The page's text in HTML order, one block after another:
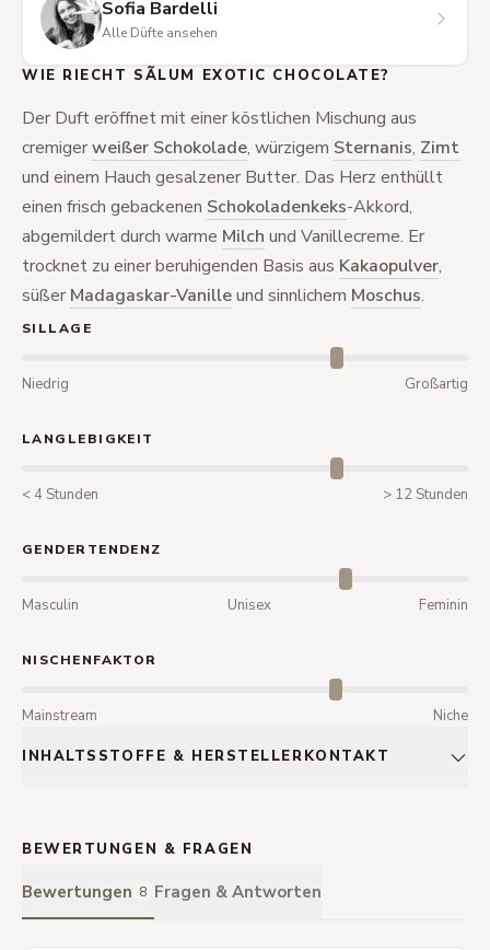
Sofia Bardelli
Alle Düfte ansehen
WIE RIECHT SÃLUM EXOTIC CHOCOLATE?
Der Duft eröffnet mit einer köstlichen Mischung aus
cremigerweißer Schokolade, würzigem Sternanis, Zimt
und einem Hauch gesalzener Butter. Das Herz enthüllt
einen frisch gebackenen Schokoladenkeks-Akkord,
abgemildert durch warme Milch und Vanillecreme. Er
trocknet zu einer beruhigenden Basis aus Kakaopulver,
süßer Madagaskar-Vanilleund sinnlichem Moschus.
SILLAGE
Niedrig Großartig
LANGLEBIGKEIT
< 4 Stunden > 12 Stunden
GENDERTENDENZ
Masculin Unisex Feminin
NISCHENFAKTOR
Mainstream Niche
INHALTSSTOFFE & HERSTELLERKONTAKT
BEWERTUNGEN & FRAGEN
Bewertungen 8 Fragen & Antworten